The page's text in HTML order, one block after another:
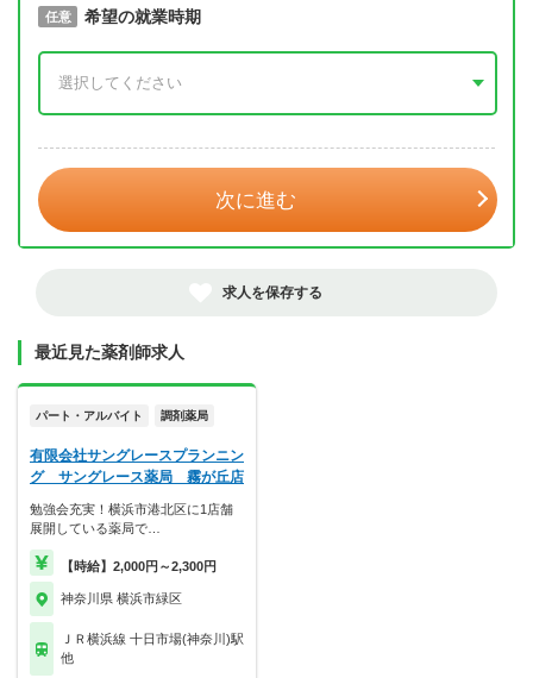
必須 取得予定年
任意 希望の就業時期
次に進む
求人を保存する
最近見た薬剤師求人
パート・アルバイト 調剤薬局
有限会社サングレースプランニン
グ サングレース薬局 霧が丘店
勉強会充実！横浜市港北区に1店舗
展開している薬局で…
【時給】2,000円～2,300円
神奈川県 横浜市緑区
ＪＲ横浜線 十日市場(神奈川)駅
他